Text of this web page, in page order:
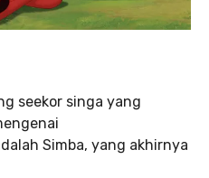
seekor singa yang
Simba, yang akhirnya